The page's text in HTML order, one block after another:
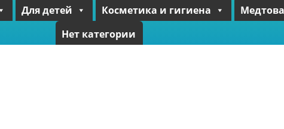
Для детей Косметика и гигиена
Нет категории